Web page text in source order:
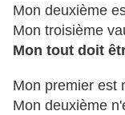
Mon deuxième
Mon troisième
Mon tout doit
Mon premier est
Mon deuxième